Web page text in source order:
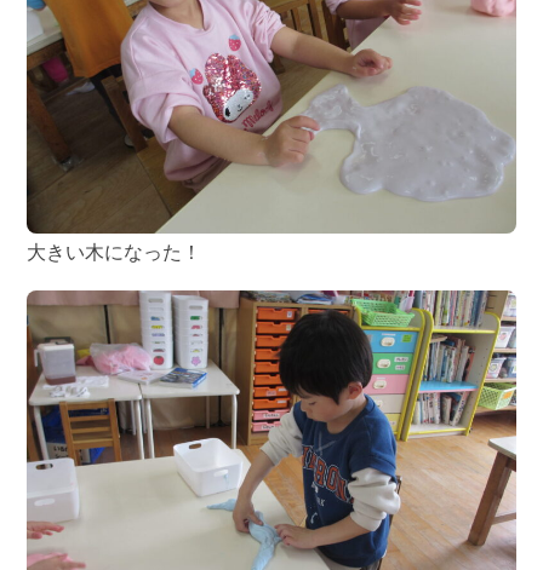
大きい木になった！